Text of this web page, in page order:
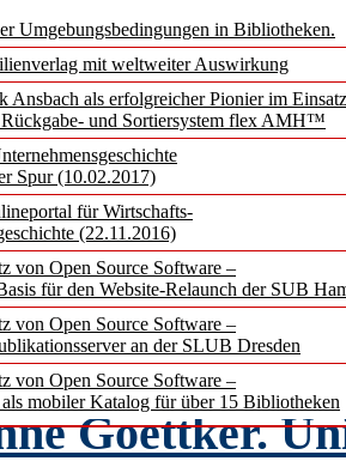
Umgebungsbedingungen in Bibliotheken.
mit weltweiter Auswirkung
Ansbach als erfolgreicher Pionier im
Rückgabe- und Sortiersystem flex AMH™
Spur (10.02.2017)
für Wirtschafts-
(22.11.2016)
von Open Source Software –
für den Website-Relaunch der SUB
von Open Source Software –
an der SLUB Dresden
von Open Source Software –
mobiler Katalog für über 15 Bibliotheken
Kuth
zweiter
sind kein
Goettker.